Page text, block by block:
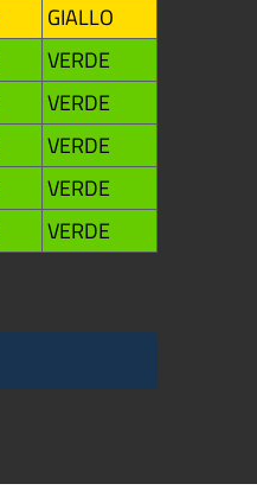
GIALLO
VERDE
VERDE
VERDE
VERDE
VERDE